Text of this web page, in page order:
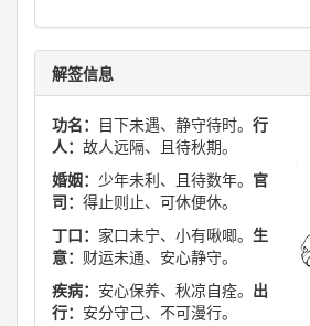
解签信息
功名： 目下未遇、静守待时。 行
人： 故人远隔、且待秋期。
婚姻： 少年未利、且待数年。 官
司： 得止则止、可休便休。
丁口： 家口未宁、小有啾唧。 生
意： 财运未通、安心静守。
疾病： 安心保养、秋凉自痊。 出
行： 安分守己、不可漫行。